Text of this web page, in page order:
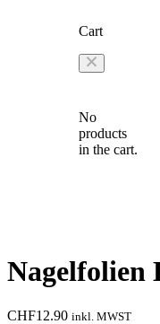
Cart
No
products
in the cart.
Nagelfolien
CHF12.90 inkl. MWST